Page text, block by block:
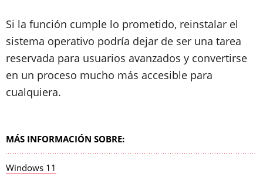
Si la función cumple lo prometido, reinstalar el
sistema operativo podría dejar de ser una tarea
reservada para usuarios avanzados y convertirse
en un proceso mucho más accesible para
cualquiera.
MÁS INFORMACIÓN SOBRE:
Windows 11